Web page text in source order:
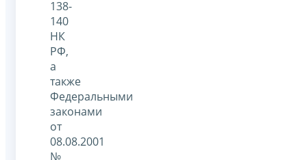
138-
140
НК
РФ,
а
также
Федеральными
законами
от
08.08.2001
№